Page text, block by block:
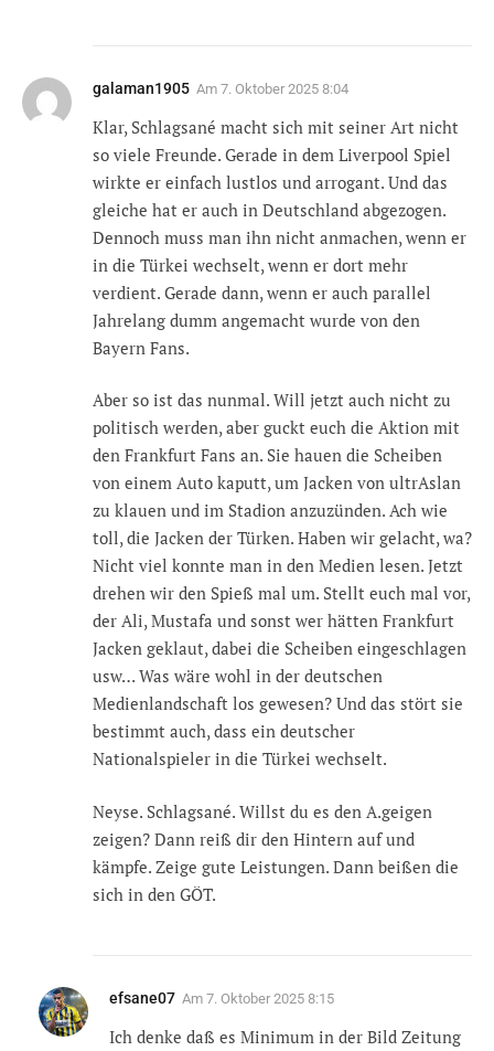
galaman1905 Am 7. Oktober 2025 8:04
Klar, Schlagsané macht sich mit seiner Art nicht
so viele Freunde. Gerade in dem Liverpool Spiel
wirkte er einfach lustlos und arrogant. Und das
gleiche hat er auch in Deutschland abgezogen.
Dennoch muss man ihn nicht anmachen, wenn er
in die Türkei wechselt, wenn er dort mehr
verdient. Gerade dann, wenn er auch parallel
Jahrelang dumm angemacht wurde von den
Bayern Fans.
Aber so ist das nunmal. Will jetzt auch nicht zu
politisch werden, aber guckt euch die Aktion mit
den Frankfurt Fans an. Sie hauen die Scheiben
von einem Auto kaputt, um Jacken von ultrAslan
zu klauen und im Stadion anzuzünden. Ach wie
toll, die Jacken der Türken. Haben wir gelacht, wa?
Nicht viel konnte man in den Medien lesen. Jetzt
drehen wir den Spieß mal um. Stellt euch mal vor,
der Ali, Mustafa und sonst wer hätten Frankfurt
Jacken geklaut, dabei die Scheiben eingeschlagen
usw… Was wäre wohl in der deutschen
Medienlandschaft los gewesen? Und das stört sie
bestimmt auch, dass ein deutscher
Nationalspieler in die Türkei wechselt.
Neyse. Schlagsané. Willst du es den A.geigen
zeigen? Dann reiß dir den Hintern auf und
kämpfe. Zeige gute Leistungen. Dann beißen die
sich in den GÖT.
efsane07 Am 7. Oktober 2025 8:15
Ich denke daß es Minimum in der Bild Zeitung